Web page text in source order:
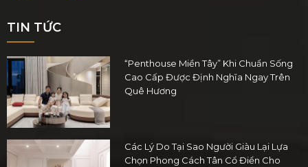
TIN TỨC
“Penthouse Miền Tây” Khi Chuẩn Sống
Cao Cấp Được Định Nghĩa Ngay Trên
Quê Hương
Các Lý Do Tại Sao Người Giàu Lại Lựa
Chọn Phong Cách Tân Cổ Điển Cho